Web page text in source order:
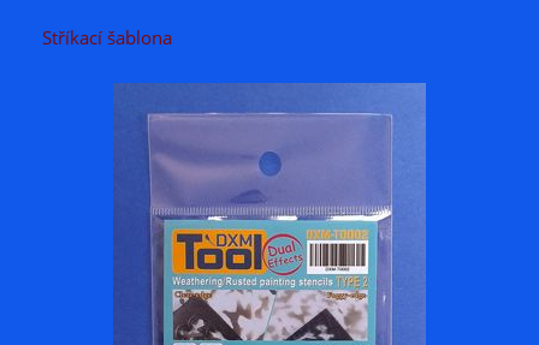
Stříkací šablona